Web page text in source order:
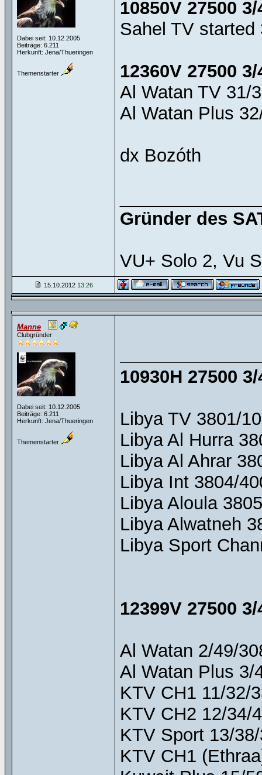
Dabei seit: 10.12.2005
Beiträge: 6.211
Herkunft: Jena/Thueringen
Themenstarter
10850V 27500 3/
Sahel TV started
12360V 27500 3/
Al Watan TV 31/
Al Watan Plus
dx Bozóth
Gründer des
VU+ Solo 2, Vu
15.10.2012 13:26
Manne
Clubgründer
Dabei seit: 10.12.2005
Beiträge: 6.211
Herkunft: Jena/Thueringen
Themenstarter
10930H 27500 3/
Libya TV 3801/
Libya Al Hurra
Libya Al Ahrar
Libya Int 3804/
Libya Aloula
Libya Alwatneh
Libya Sport
12399V 27500 3/
Al Watan 2/49/
Al Watan Plus 3/
KTV CH1 11/32/
KTV CH2 12/34/
KTV Sport 13/
KTV CH1